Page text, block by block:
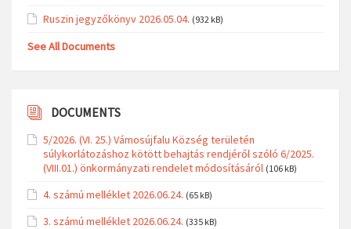
Ruszin jegyzőkönyv 2026.05.04. (932 kB)
See All Documents
DOCUMENTS
5/2026. (VI. 25.) Vámosújfalu Község területén
súlykorlátozáshoz kötött behajtás rendjéről szóló 6/2025.
(VIII.01.) önkormányzati rendelet módosításáról (106 kB)
4. számú melléklet 2026.06.24. (65 kB)
3. számú melléklet 2026.06.24. (335 kB)